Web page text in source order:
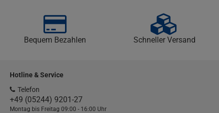
Bequem Bezahlen Schneller Versand
Hotline & Service
Telefon
+49 (05244) 9201-27
Montag bis Freitag 09:00 - 16:00 Uhr